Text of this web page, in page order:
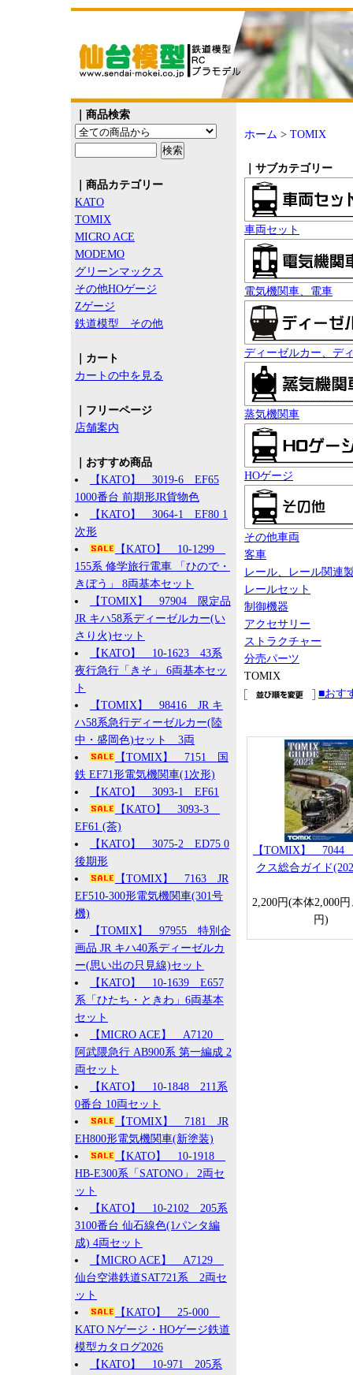
｜商品検索
｜商品カテゴリー
KATO
TOMIX
MICRO ACE
MODEMO
グリーンマックス
その他HOゲージ
Zゲージ
鉄道模型 その他
｜カート
カートの中を見る
｜フリーページ
店舗案内
｜おすすめ商品
【KATO】 3019-6 EF65
1000番台 前期形JR貨物色
【KATO】 3064-1 EF80 1
次形
【KATO】 10-1299
155系 修学旅行電車 「ひので・
きぼう」 8両基本セット
【TOMIX】 97904 限定品
JR キハ58系ディーゼルカー(い
さり火)セット
【KATO】 10-1623 43系
夜行急行「きそ」 6両基本セッ
ト
【TOMIX】 98416 JR キ
ハ58系急行ディーゼルカー(陸
中・盛岡色)セット 3両
【TOMIX】 7151 国
鉄 EF71形電気機関車(1次形)
【KATO】 3093-1 EF61
【KATO】 3093-3
EF61 (茶)
【KATO】 3075-2 ED75 0
後期形
【TOMIX】 7163 JR
EF510-300形電気機関車(301号
機)
【TOMIX】 97955 特別企
画品 JR キハ40系ディーゼルカ
ー(思い出の只見線)セット
【KATO】 10-1639 E657
系「ひたち・ときわ」6両基本
セット
【MICRO ACE】 A7120
阿武隈急行 AB900系 第一編成 2
両セット
【KATO】 10-1848 211系
0番台 10両セット
【TOMIX】 7181 JR
EH800形電気機関車(新塗装)
【KATO】 10-1918
HB-E300系「SATONO」 2両セ
ット
【KATO】 10-2102 205系
3100番台 仙石線色(1パンタ編
成) 4両セット
【MICRO ACE】 A7129
仙台空港鉄道SAT721系 2両セ
ット
【KATO】 25-000
KATO Nゲージ・HOゲージ鉄道
模型カタログ2026
【KATO】 10-971 205系
ホーム > TOMIX
｜サブカテゴリー
車両セット
電気機関車、電車
ディーゼルカー、デ
蒸気機関車
HOゲージ
その他車両
客車
レール、レール関連
レールセット
制御機器
アクセサリー
ストラクチャー
分売パーツ
TOMIX
■おす
【TOMIX】 7044
クス総合ガイド
2,200円(本体2,000
円)